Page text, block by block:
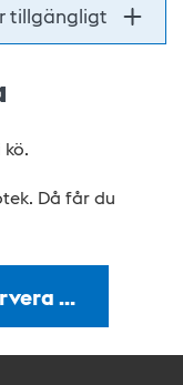
tillgängligt
Då får du
…